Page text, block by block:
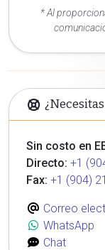
* Al
Sin costo en
Directo: +1
Fax: +1 (904)
Correo
WhatsApp
Chat